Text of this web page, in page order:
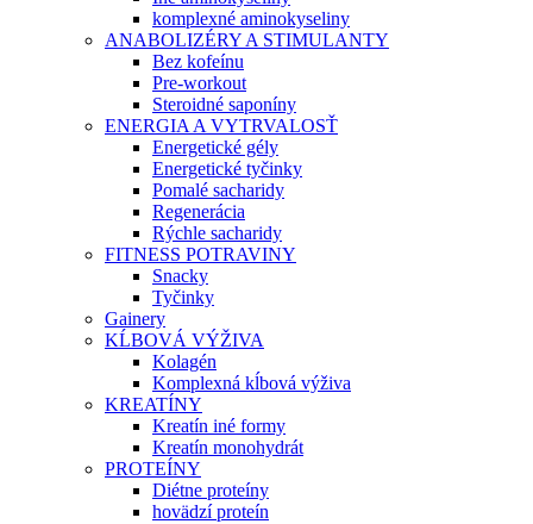
komplexné aminokyseliny
ANABOLIZÉRY A STIMULANTY
Bez kofeínu
Pre-workout
Steroidné saponíny
ENERGIA A VYTRVALOSŤ
Energetické gély
Energetické tyčinky
Pomalé sacharidy
Regenerácia
Rýchle sacharidy
FITNESS POTRAVINY
Snacky
Tyčinky
Gainery
KĹBOVÁ VÝŽIVA
Kolagén
Komplexná kĺbová výživa
KREATÍNY
Kreatín iné formy
Kreatín monohydrát
PROTEÍNY
Diétne proteíny
hovädzí proteín